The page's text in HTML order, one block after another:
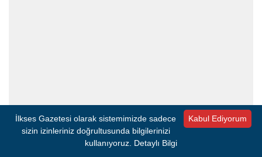
Kabul Ediyorum
İlkses Gazetesi olarak sistemimizde sadece
sizin izinleriniz doğrultusunda bilgilerinizi
kullanıyoruz. Detaylı Bilgi